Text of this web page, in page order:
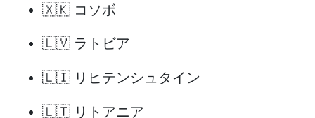
🇽🇰 コソボ
🇱🇻 ラトビア
🇱🇮 リヒテンシュタイン
🇱🇹 リトアニア